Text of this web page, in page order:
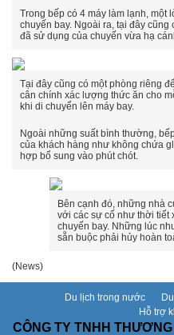
Trong bếp có 4 máy làm lạnh, một
chuyến bay. Ngoài ra, tại đây
đã sử dụng của chuyến vừa hạ
Tại đây cũng có một phòng riêng
cân chính xác lượng thức ăn cho
khi di chuyển lên máy bay.
Ngoài những suất bình thường,
của khách hàng như không chứa
hợp bổ sung vào phút chót.
Bên cạnh đó, những nhà
với các sự cố như thời tiết
chuyến bay. Những lúc
sẵn buộc phải hủy hoàn
(News)
Du lịch trong nước
Hỗ trợ
CÔNG TY TNHH